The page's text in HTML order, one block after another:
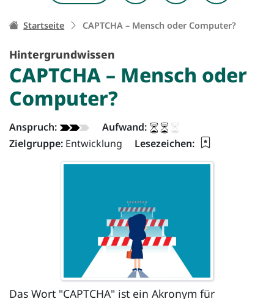
Ihr Weg zu dieser Seite:
Startseite CAPTCHA – Mensch oder Computer?
Hintergrundwissen
CAPTCHA – Mensch oder
Computer?
Artikel - Info:
Anspruch:
Aufwand:
Zielgruppe: Entwicklung Lesezeichen:
Das Wort "CAPTCHA" ist ein Akronym für